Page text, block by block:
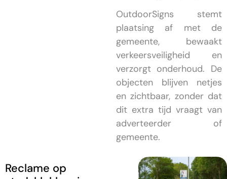
OutdoorSigns stemt
plaatsing af met de
gemeente, bewaakt
verkeersveiligheid en
verzorgt onderhoud. De
objecten blijven netjes
en zichtbaar, zonder dat
dit extra tijd vraagt van
adverteerder of
gemeente.
Reclame op